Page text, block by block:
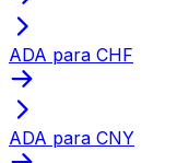
ADA para CHF
ADA para CNY